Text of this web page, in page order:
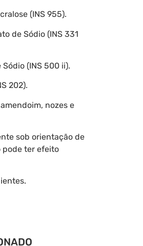
(INS 955).
de Sódio (INS 331
(INS 500 ii).
202).
nozes e
sob orientação de
pode ter efeito